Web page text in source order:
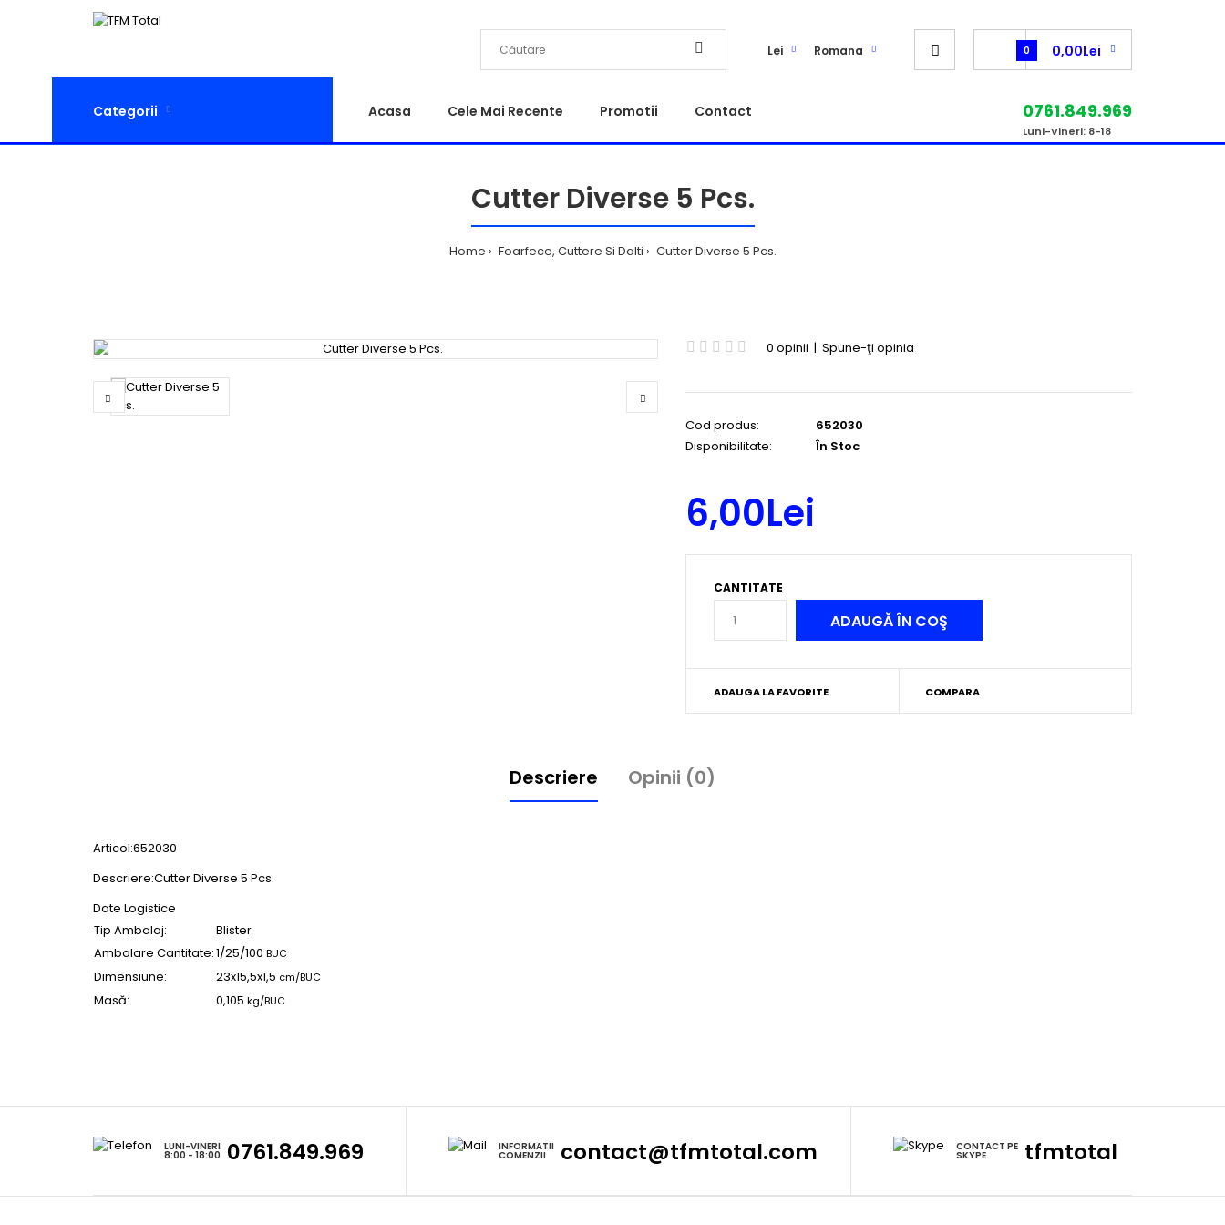
Lei Romana 0 0,00Lei
Categorii Acasa Cele Mai Recente Promotii Contact 0761.849.969
Luni-Vineri: 8-18
Cutter Diverse 5 Pcs.
Home Foarfece, Cuttere Si Dalti Cutter Diverse 5 Pcs.
0 opinii | Spune-ţi opinia
Cod produs:
652030
Disponibilitate:
În Stoc
6,00Lei
CANTITATE
ADAUGA LA FAVORITE COMPARA
Descriere Opinii (0)
Articol:652030
Descriere:Cutter Diverse 5 Pcs.
Date Logistice
Tip Ambalaj:
Blister
Ambalare Cantitate:1/25/100 BUC
Dimensiune: 23x15,5x1,5 cm/BUC
Masă: 0,105 kg/BUC
LUNI-VINERI
8:00 - 18:00 0761.849.969 INFORMATII
COMENZII contact@tfmtotal.com CONTACT PE
SKYPE tfmtotal